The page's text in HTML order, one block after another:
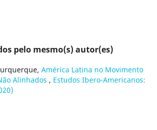
pelo mesmo(s) autor(es)
América Latina no Movimento
Alinhados , Estudos Ibero-Americanos: